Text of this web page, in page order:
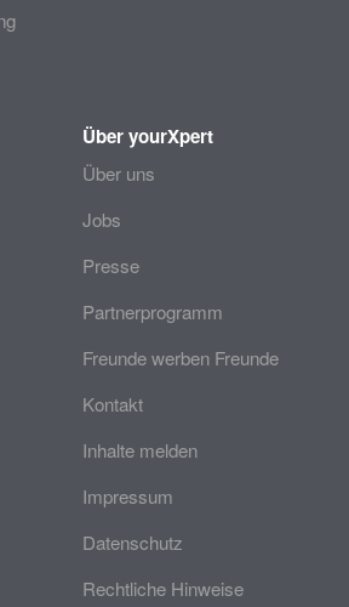
Über yourXpert
Über uns
Jobs
Presse
Partnerprogramm
Freunde werben Freunde
Kontakt
Inhalte melden
Impressum
Datenschutz
Rechtliche Hinweise